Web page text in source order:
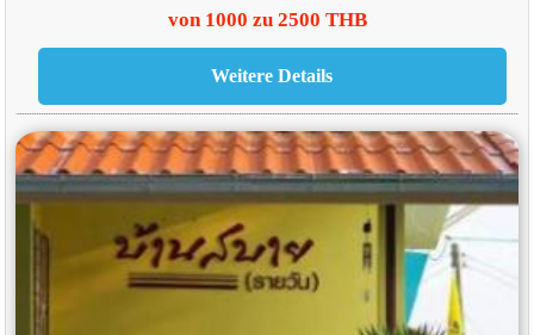
von 1000 zu 2500 THB